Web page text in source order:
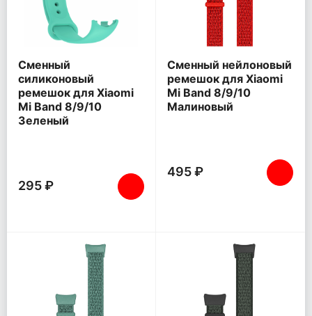
Сменный
силиконовый
ремешок для Xiaomi
Mi Band 8/9/10
Зеленый
295 ₽
Сменный нейлоновый
ремешок для Xiaomi
Mi Band 8/9/10
Малиновый
495 ₽